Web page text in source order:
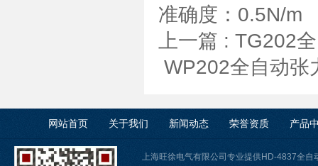
准确度：0.5N/m
上一篇 : TG202
WP202全自动张
网站首页 关于我们 新闻动态 荣誉资质 产品
上海旺徐电气有限公司专业提供HD-4837全